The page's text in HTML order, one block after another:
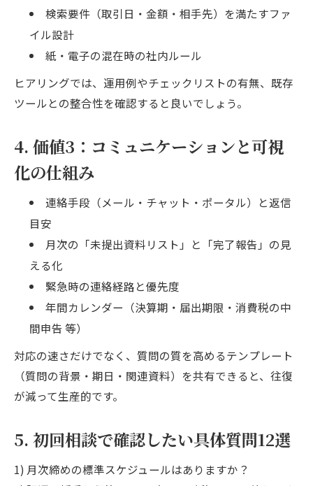
検索要件（取引日・金額・相手先）を満たすファ
イル設計
紙・電子の混在時の社内ルール
ヒアリングでは、運用例やチェックリストの有無、既存
ツールとの整合性を確認すると良いでしょう。
4. 価値3：コミュニケーションと可視
化の仕組み
連絡手段（メール・チャット・ポータル）と返信
目安
月次の「未提出資料リスト」と「完了報告」の見
える化
緊急時の連絡経路と優先度
年間カレンダー（決算期・届出期限・消費税の中
間申告 等）
対応の速さだけでなく、質問の質を高めるテンプレート
（質問の背景・期日・関連資料）を共有できると、往復
が減って生産的です。
5. 初回相談で確認したい具体質問12選
1) 月次締めの標準スケジュールはありますか？